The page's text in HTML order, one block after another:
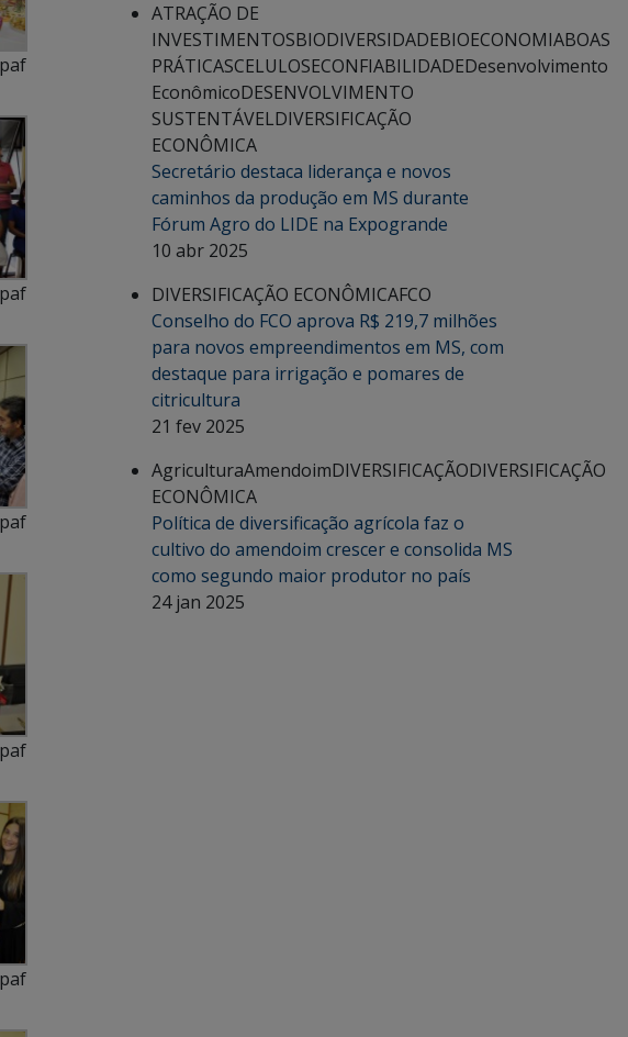
ATRAÇÃO DE
INVESTIMENTOSBIODIVERSIDADEBIOECONOMIABOAS
PRÁTICASCELULOSECONFIABILIDADEDesenvolvimento
EconômicoDESENVOLVIMENTO
SUSTENTÁVELDIVERSIFICAÇÃO
ECONÔMICA
Secretário destaca liderança e novos
caminhos da produção em MS durante
Fórum Agro do LIDE na Expogrande
10 abr 2025
DIVERSIFICAÇÃO ECONÔMICAFCO
Conselho do FCO aprova R$ 219,7 milhões
para novos empreendimentos em MS, com
destaque para irrigação e pomares de
citricultura
21 fev 2025
AgriculturaAmendoimDIVERSIFICAÇÃODIVERSIFICAÇÃO
ECONÔMICA
Política de diversificação agrícola faz o
cultivo do amendoim crescer e consolida MS
como segundo maior produtor no país
24 jan 2025